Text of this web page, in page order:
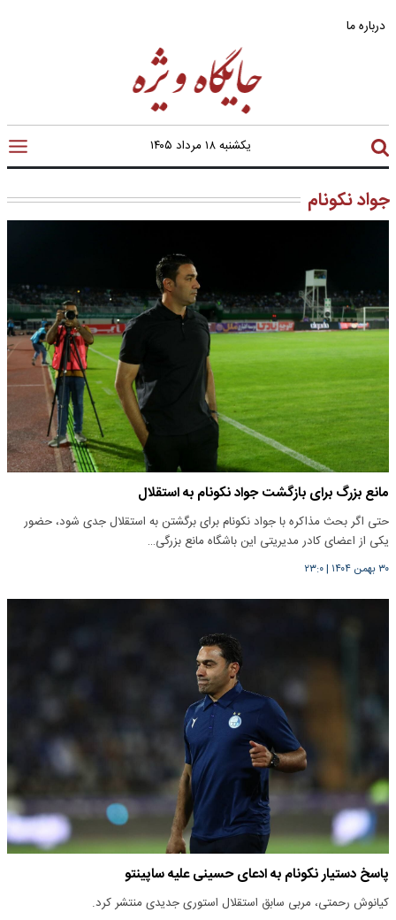
درباره ما
یکشنبه ۱۸ مرداد ۱۴۰۵
جواد نکونام
مانع بزرگ برای بازگشت جواد نکونام به استقلال
حتی اگر بحث مذاکره با جواد نکونام برای برگشتن به استقلال جدی شود، حضور
یکی از اعضای کادر مدیریتی این باشگاه مانع بزرگی…
۳۰ بهمن ۱۴۰۴ |۲۳:۰
پاسخ دستیار نکونام به ادعای حسینی علیه ساپینتو
کیانوش رحمتی، مربی سابق استقلال استوری جدیدی منتشر کرد.